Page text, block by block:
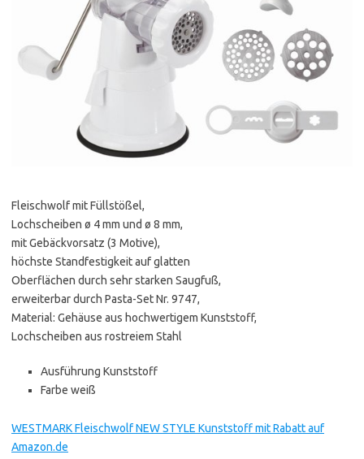
Fleischwolf mit Füllstößel,
Lochscheiben ø 4 mm und ø 8 mm,
mit Gebäckvorsatz (3 Motive),
höchste Standfestigkeit auf glatten
Oberflächen durch sehr starken Saugfuß,
erweiterbar durch Pasta-Set Nr. 9747,
Material: Gehäuse aus hochwertigem Kunststoff,
Lochscheiben aus rostreiem Stahl
Ausführung Kunststoff
Farbe weiß
WESTMARK Fleischwolf NEW STYLE Kunststoff mit Rabatt auf
Amazon.de